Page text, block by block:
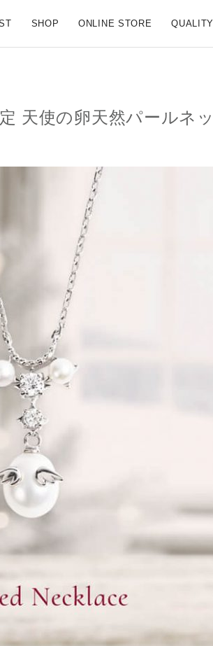
イト】
SHOP ONLINE STORE QUALITY
天使の卵天然パールネッ